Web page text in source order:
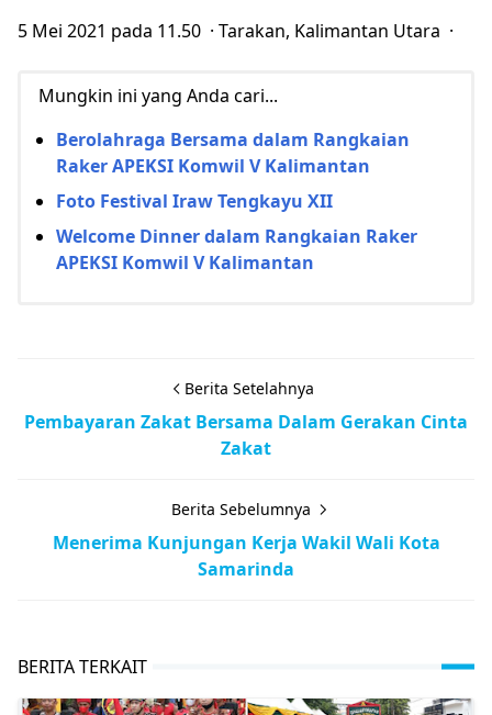
5 Mei 2021 pada 11.50 · Tarakan, Kalimantan Utara ·
Mungkin ini yang Anda cari...
Berolahraga Bersama dalam Rangkaian
Raker APEKSI Komwil V Kalimantan
Foto Festival Iraw Tengkayu XII
Welcome Dinner dalam Rangkaian Raker
APEKSI Komwil V Kalimantan
Berita Setelahnya
Pembayaran Zakat Bersama Dalam Gerakan Cinta
Zakat
Berita Sebelumnya
Menerima Kunjungan Kerja Wakil Wali Kota
Samarinda
BERITA TERKAIT